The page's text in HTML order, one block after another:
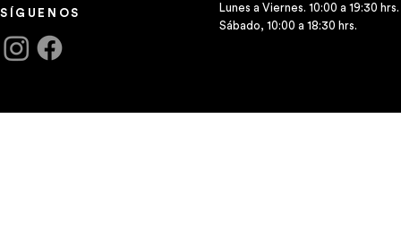
SÍGUENOS
Lunes a Viernes. 10:00 a 19:30 hrs.
Sábado, 10:00 a 18:30 hrs.